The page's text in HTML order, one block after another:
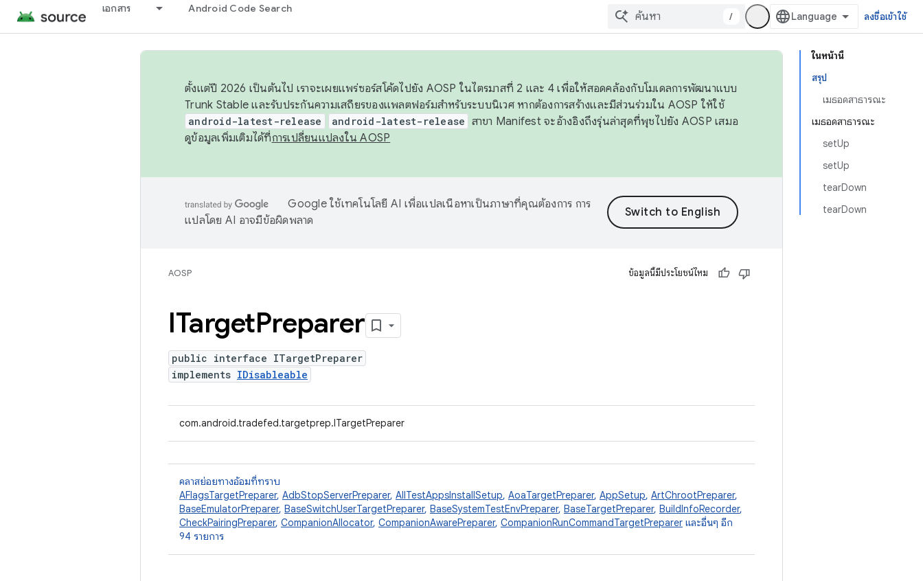
เอกสาร Android Code Search
/ ลงชื่อเข้าใช้
ในหน้านี้
สรุป
เมธอดสาธารณะ
เมธอดสาธารณะ
setUp
setUp
tearDown
tearDown
ตั้งแต่ปี 2026 เป็นต้นไป เราจะเผยแพร่ซอร์สโค้ดไปยัง AOSP ในไตรมาสที่ 2 และ 4 เพื่อให้สอดคล้องกับโมเดลการพัฒนาแบบ
Trunk Stable และรับประกันความเสถียรของแพลตฟอร์มสำหรับระบบนิเวศ หากต้องการสร้างและมีส่วนร่วมใน AOSP ให้ใช้
android-latest-release android-latest-release สาขา Manifest จะอ้างอิงถึงรุ่นล่าสุดที่พุชไปยัง AOSP เสมอ
ดูข้อมูลเพิ่มเติมได้ที่การเปลี่ยนแปลงใน AOSP
Google ใช้เทคโนโลยี AI เพื่อแปลเนื้อหาเป็นภาษาที่คุณต้องการ การ
แปลโดย AI อาจมีข้อผิดพลาด
AOSP ข้อมูลนี้มีประโยชน์ไหม
ITargetPreparer
public interface ITargetPreparer
implements IDisableable
com.android.tradefed.targetprep.ITargetPreparer
คลาสย่อยทางอ้อมที่ทราบ
AFlagsTargetPreparer, AdbStopServerPreparer, AllTestAppsInstallSetup, AoaTargetPreparer, AppSetup, ArtChrootPreparer,
BaseEmulatorPreparer, BaseSwitchUserTargetPreparer, BaseSystemTestEnvPreparer, BaseTargetPreparer, BuildInfoRecorder,
CheckPairingPreparer, CompanionAllocator, CompanionAwarePreparer, CompanionRunCommandTargetPreparer และอื่นๆ อีก
94 รายการ